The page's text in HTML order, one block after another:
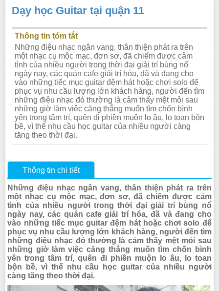
Dạy học Guitar tại quận 11
Thông tin tóm tắt
Những điệu nhạc ngân vang, thân thiện phát ra trên
một nhạc cụ mộc mạc, đơn sơ, đã chiếm được cảm
tình của nhiều người trong thời đại giải trí bùng nổ
ngày nay, các quán cafe giải trí hóa, đã và đang cho
vào những tiếc mục guitar đệm hát hoặc chơi solo để
phục vụ nhu cầu lượng lớn khách hàng, người đến tìm
những điệu nhạc đó thường là cảm thấy mệt mỏi sau
những giờ làm việc căng thẳng muốn tìm chốn bình
yên trong tâm trí, quên đi phiền muộn lo âu, lo toan bộn
bề, vì thế nhu cầu học guitar của nhiều người càng
tăng theo thời đại.
Thông tin chi tiết
Những điệu nhạc ngân vang, thân thiện phát ra trên
một nhạc cụ mộc mạc, đơn sơ, đã chiếm được cảm
tình của nhiều người trong thời đại giải trí bùng nổ
ngày nay, các quán cafe giải trí hóa, đã và đang cho
vào những tiếc mục guitar đệm hát hoặc chơi solo để
phục vụ nhu cầu lượng lớn khách hàng, người đến tìm
những điệu nhạc đó thường là cảm thấy mệt mỏi sau
những giờ làm việc căng thẳng muốn tìm chốn bình
yên trong tâm trí, quên đi phiền muộn lo âu, lo toan
bộn bề, vì thế nhu cầu học guitar của nhiều người
càng tăng theo thời đại.